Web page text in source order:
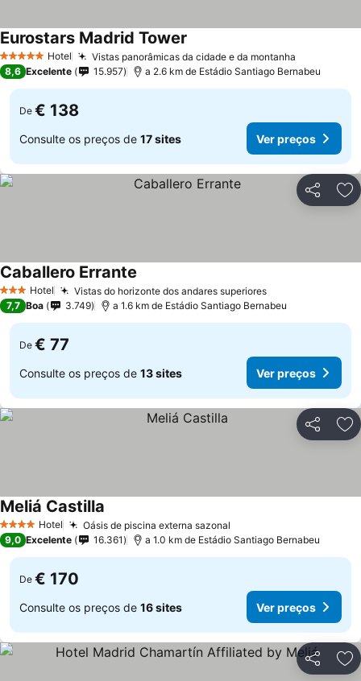
5 Estrelas Hotel Vistas panorâmicas da cidade e da montanha
Eurostars Madrid Tower
8,6 Excelente 15.957 a 2.6 km de Estádio Santiago Bernabeu
De € 138
Consulte os preços de 17 sites Ver preços
Partilhar
3 EstrelasHotel Vistas do horizonte dos andares superiores
Caballero Errante
7,7 Boa 3.749 a 1.6 km de Estádio Santiago Bernabeu
De € 77
Consulte os preços de 13 sites Ver preços
Partilhar
4 EstrelasHotel Oásis de piscina externa sazonal
Meliá Castilla
9,0 Excelente 16.361 a 1.0 km de Estádio Santiago Bernabeu
De € 170
Consulte os preços de 16 sites Ver preços
Partilhar